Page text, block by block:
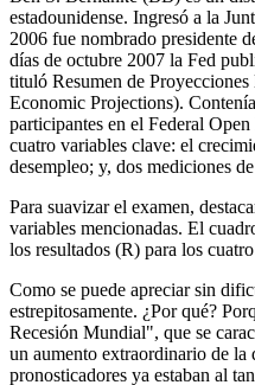
estadounidense. Ingresó a la
2006 fue nombrado presidente
días de octubre 2007 la Fed
tituló Resumen de
Economic Projections).
participantes en el Federal
cuatro variables clave: el
desempleo; y, dos mediciones
Para suavizar el examen,
variables mencionadas. El
los resultados (R) para los
Como se puede apreciar sin
estrepitosamente. ¿Por qué?
Recesión Mundial", que se
un aumento extraordinario de la
pronosticadores ya estaban al